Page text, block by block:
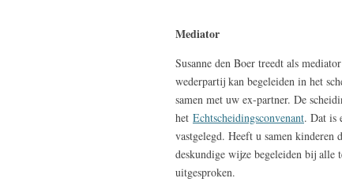
Mediator
Susanne den Boer treedt als
wederpartij kan begeleiden in het
samen met uw ex-partner. De
het Echtscheidingsconvenant. Dat is
vastgelegd. Heeft u samen kinderen
deskundige wijze begeleiden bij alle
uitgesproken.